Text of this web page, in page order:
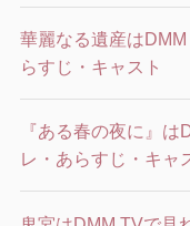
華麗なる遺産は
らすじ・キャスト
『ある春の夜に』
レ・あらすじ・キャ